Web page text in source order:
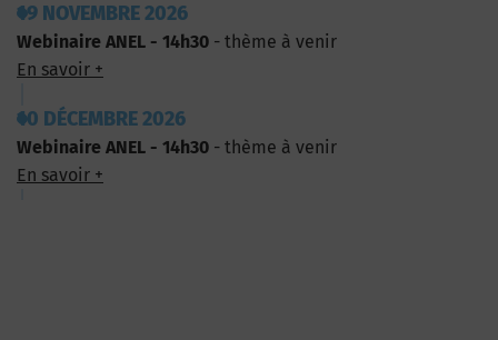
19 NOVEMBRE 2026
Webinaire ANEL - 14h30 - thème à venir
En savoir +
10 DÉCEMBRE 2026
Webinaire ANEL - 14h30 - thème à venir
En savoir +